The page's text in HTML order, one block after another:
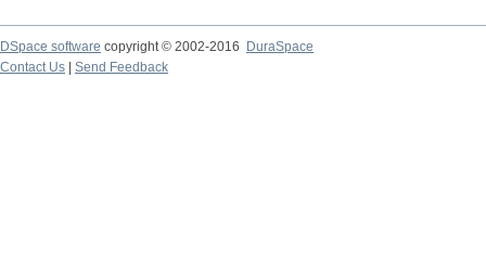
DSpace software copyright © 2002-2016
DuraSpace
Contact Us
Send Feedback